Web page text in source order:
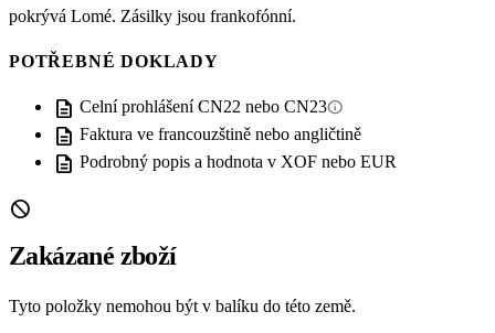
pokrývá Lomé. Zásilky jsou frankofónní.
POTŘEBNÉ DOKLADY
description Celní prohlášení CN22 nebo CN23info
description Faktura ve francouzštině nebo angličtině
description Podrobný popis a hodnota v XOF nebo EUR
block
Zakázané zboží
Tyto položky nemohou být v balíku do této země.